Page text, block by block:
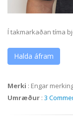
Í takmarkaðan tíma
Halda áfram
Merki : Engar
Umræður : 3